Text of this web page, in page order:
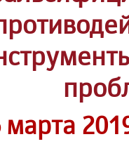
марта